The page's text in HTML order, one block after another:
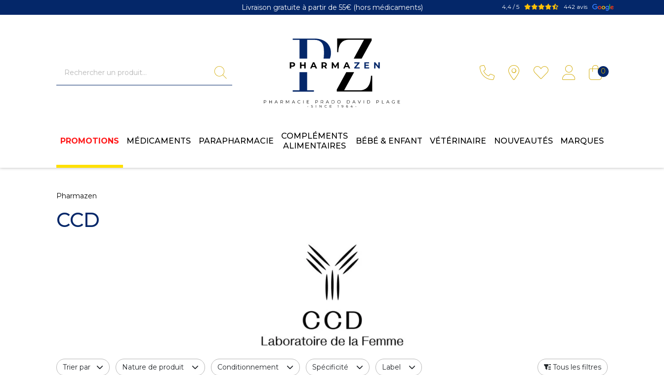
Livraison gratuite à partir de 55€(hors médicaments) 4,4 / 5 442 avis
0
PROMOTIONS MÉDICAMENTS PARAPHARMACIE
COMPLÉMENTS
ALIMENTAIRES
BÉBÉ & ENFANT VÉTÉRINAIRE NOUVEAUTÉS MARQUES
Pharmazen
CCD
Trier par Nature de produit Conditionnement Spécificité Label Tous les filtres